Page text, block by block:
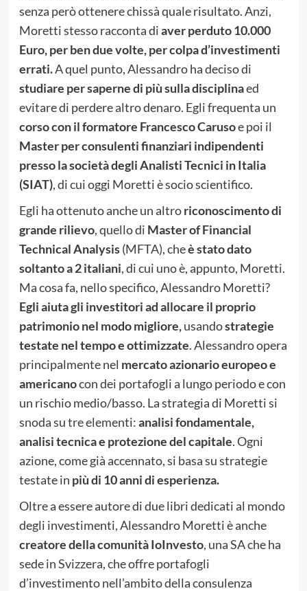
senza però ottenere chissà quale risultato. Anzi,
Moretti stesso racconta diaver perduto 10.000
Euro, per ben due volte, per colpa d’investimenti
errati.A quel punto, Alessandro ha deciso di
studiare per saperne di più sulla disciplinaed
evitare di perdere altro denaro. Egli frequenta un
corso con il formatore Francesco Carusoe poi il
Master per consulenti finanziari indipendenti
presso la società degli Analisti Tecnici in Italia
(SIAT), di cui oggi Moretti è socio scientifico.
Egli ha ottenuto anche un altroriconoscimento di
grande rilievo, quello di Master of Financial
Technical Analysis(MFTA), cheè stato dato
soltanto a 2 italiani, di cui uno è, appunto, Moretti.
Ma cosa fa, nello specifico, Alessandro Moretti?
Egli aiuta gli investitori ad allocare il proprio
patrimonio nel modo migliore,usandostrategie
testate nel tempo e ottimizzate. Alessandro opera
principalmente nel mercato azionario europeo e
americanocon dei portafogli a lungo periodo e con
un rischio medio/basso. La strategia di Moretti si
snoda su tre elementi:analisi fondamentale,
analisi tecnica e protezione del capitale. Ogni
azione, come già accennato, si basa su strategie
testate in più di 10 anni di esperienza.
Oltre a essere autore di due libri dedicati al mondo
degli investimenti, Alessandro Moretti è anche
creatore della comunità IoInvesto, una SA che ha
sede in Svizzera, che offre portafogli
d’investimento nell’ambito della consulenza